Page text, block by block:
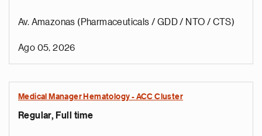
Av. Amazonas (Pharmaceuticals / GDD / NTO / CTS)
Ago 05, 2026
Medical Manager Hematology - ACC Cluster
Regular, Full time